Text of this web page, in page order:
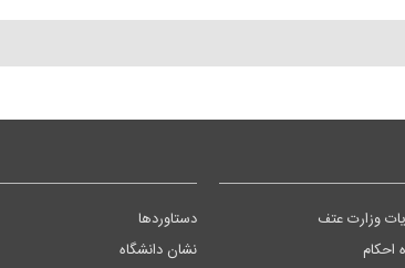
وزارت عتف
احکام
دستاوردها
نشان دانشگاه